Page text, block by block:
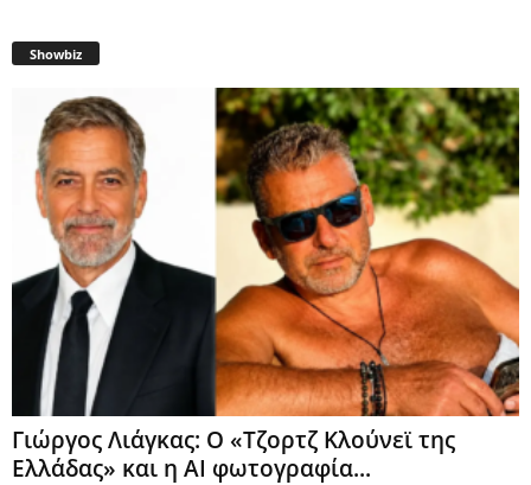
Showbiz
Γιώργος Λιάγκας: Ο «Τζορτζ Κλούνεϊ της
Ελλάδας» και η AI φωτογραφία...